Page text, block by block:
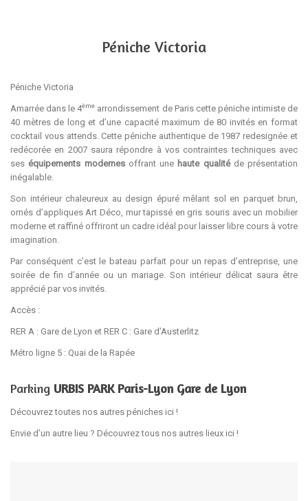
Péniche Victoria
Péniche Victoria
Amarrée dans le 4ème arrondissement de Paris cette péniche intimiste de
40 mètres de long et d’une capacité maximum de 80 invités en format
cocktail vous attends. Cette péniche authentique de 1987 redesignée et
redécorée en 2007 saura répondre à vos contraintes techniques avec
ses équipements modernesoffrant une haute qualitéde présentation
inégalable.
Son intérieur chaleureux au design épuré mêlant sol en parquet brun,
ornés d’appliques Art Déco, mur tapissé en gris souris avec un mobilier
moderne et raffiné offriront un cadre idéal pour laisser libre cours à votre
imagination.
Par conséquent c’est le bateau parfait pour un repas d’entreprise, une
soirée de fin d’année ou un mariage. Son intérieur délicat saura être
apprécié par vos invités.
Accès :
RER A : Gare de Lyon et RER C : Gare d’Austerlitz
Métro ligne 5 : Quai de la Rapée
Parking URBIS PARK Paris-Lyon Gare de Lyon
Découvrez toutes nos autres péniches ici !
Envie d’un autre lieu ? Découvrez tous nos autres lieux ici !